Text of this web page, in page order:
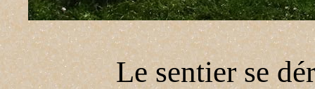
Le sentier se